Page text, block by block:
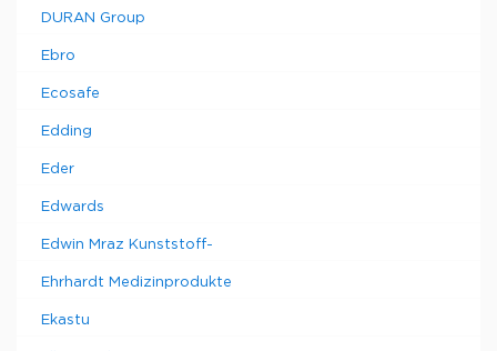
DURAN Group
Ebro
Ecosafe
Edding
Eder
Edwards
Edwin Mraz Kunststoff-
Ehrhardt Medizinprodukte
Ekastu